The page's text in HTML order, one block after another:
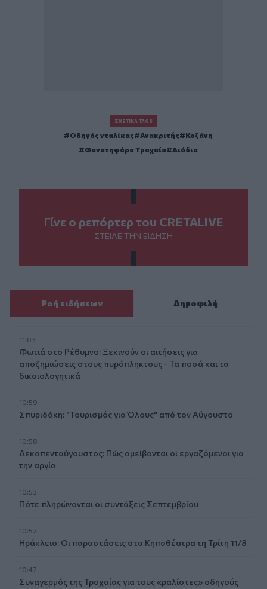
ΣΧΕΤΙΚΆ TAGS
Οδηγός νταλίκας Ανακριτής
Κοζάνη
Θανατηφόρο Τροχαίο
Διόδια
Γίνε ο ρεπόρτερ του CRETALIVE
ΣΤΕΊΛΕ ΤΗΝ ΕΊΔΗΣΗ
Ροή ειδήσεων Δημοφιλή
11:03
Φωτιά στο Ρέθυμνο: Ξεκινούν οι αιτήσεις για
αποζημιώσεις στους πυρόπληκτους - Τα ποσά και τα
δικαιολογητικά
10:59
Σπυριδάκη: "Τουρισμός για Όλους" από τον Αύγουστο
10:58
Δεκαπενταύγουστος: Πώς αμείβονται οι εργαζόμενοι για
την αργία
10:53
Πότε πληρώνονται οι συντάξεις Σεπτεμβρίου
10:52
Ηράκλειο: Οι παραστάσεις στα Κηποθέατρα τη Τρίτη 11/8
10:47
Συναγερμός της Τροχαίας για τους «ραλίστες» οδηγούς